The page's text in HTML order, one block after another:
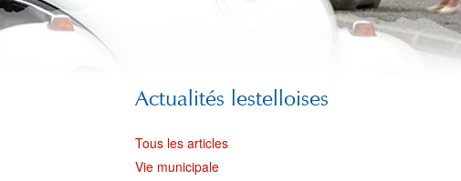
Actualités lestelloises
Tous les articles
Vie municipale